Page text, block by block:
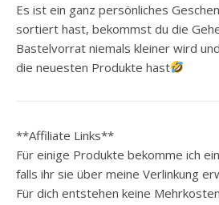
Es ist ein ganz persönliches
sortiert hast, bekommst du die
Bastelvorrat niemals kleiner wird
die neuesten Produkte hast
**Affiliate Links**
Für einige Produkte bekomme ich
falls ihr sie über meine Verlinkung
Für dich entstehen keine